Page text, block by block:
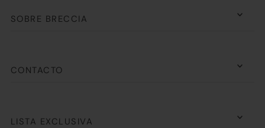
SOBRE BRECCIA
CONTACTO
LISTA EXCLUSIVA